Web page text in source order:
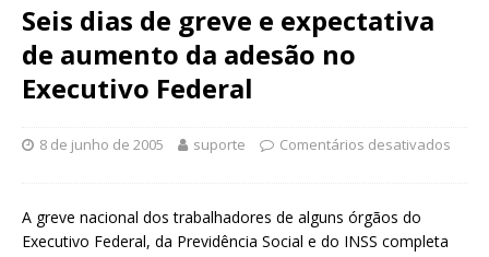
Seis dias de greve e expectativa
de aumento da adesão no
Executivo Federal
8 de junho de 2005 suporte Comentários desativados
A greve nacional dos trabalhadores de alguns órgãos do
Executivo Federal, da Previdência Social e do INSS completa